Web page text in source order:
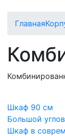
Главная
Шкаф 90 см
Большой
Шкаф в